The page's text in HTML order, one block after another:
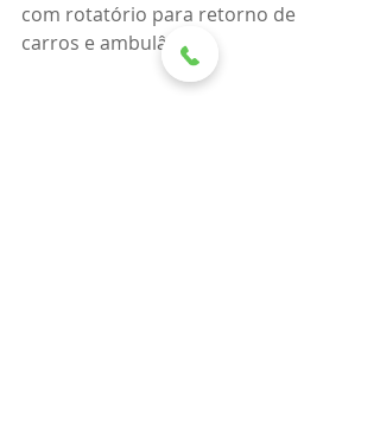
com rotatório para retorno de
carros e ambulâncias.